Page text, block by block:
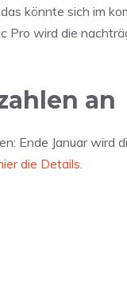
könnte sich im
Pro wird die
an
Ende Januar wird
die Details